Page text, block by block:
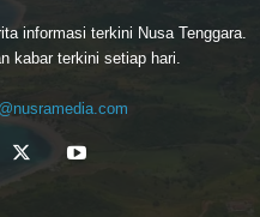
informasi terkini Nusa Tenggara.
kabar terkini setiap hari.